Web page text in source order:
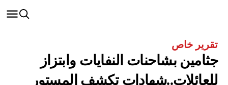
تقریر خاص
جثامين بشاحنات النفايات وابتزاز
للعائلات..شهادات تكشف المستور